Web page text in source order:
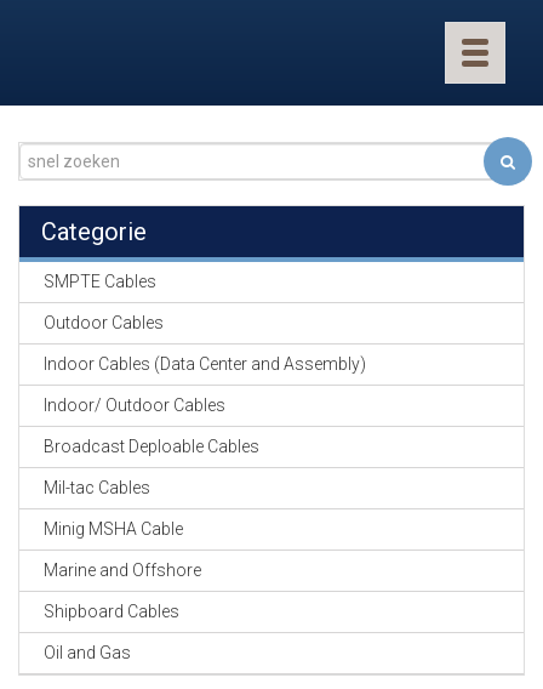
Toggle
GEVLOCHTEN KOUS
KRIMP KOUS
KOPER KABEL
OP ROL
FIBER CABLE
GE-ASSEMBLEERDE
Categorie
SMPTE Cables
Outdoor Cables
Indoor Cables (Data Center and Assembly)
Indoor/ Outdoor Cables
Broadcast Deploable Cables
Mil-tac Cables
Minig MSHA Cable
Marine and Offshore
Shipboard Cables
Oil and Gas